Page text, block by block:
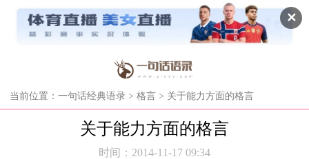
✕
当前位置： 一句话经典语录 > 格言 > 关于能力方面的格言
关于能力方面的格言
时间：2014-11-17 09:34